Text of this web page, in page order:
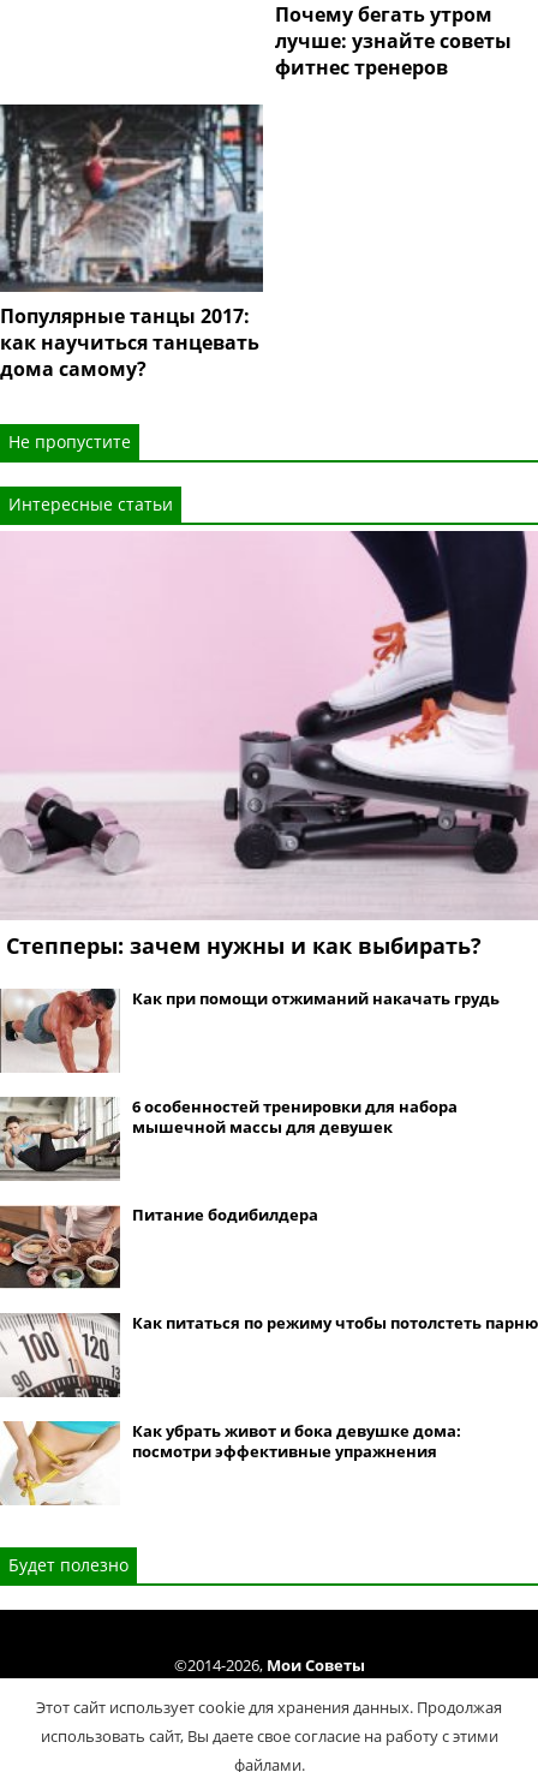
Почему бегать утром
лучше: узнайте советы
фитнес тренеров
Популярные танцы 2017:
как научиться танцевать
дома самому?
Не пропустите
Интересные статьи
Степперы: зачем нужны и как выбирать?
Как при помощи отжиманий накачать грудь
6 особенностей тренировки для набора
мышечной массы для девушек
Питание бодибилдера
Как питаться по режиму чтобы потолстеть парню
Как убрать живот и бока девушке дома:
посмотри эффективные упражнения
Будет полезно
©2014-2026, Мои Советы
Условий использования
Политика конфиденциальности
Этот сайт использует cookie для хранения данных. Продолжая
использовать сайт, Вы даете свое согласие на работу с этими
файлами.